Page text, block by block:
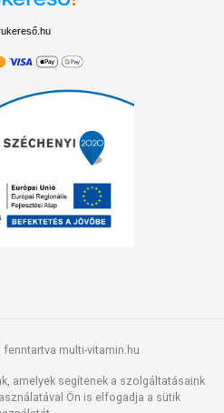
multi-vitamin.hu
amelyek segítenek a szolgáltatásaink
Ön is elfogadja a sütik